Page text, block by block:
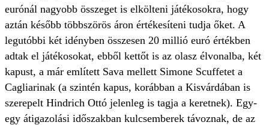
eurónál nagyobb összeget is elkölteni játékosokra, hogy
aztán később többszörös áron értékesíteni tudja őket. A
legutóbbi két idényben összesen 20 millió euró értékben
adtak el játékosokat, ebből kettőt is az olasz élvonalba, két
kapust, a már említett Sava mellett Simone Scuffetet a
Cagliarinak (a szintén kapus, korábban a Kisvárdában is
szerepelt Hindrich Ottó jelenleg is tagja a keretnek). Egy-
egy átigazolási időszakban kulcsemberek távoznak, de az